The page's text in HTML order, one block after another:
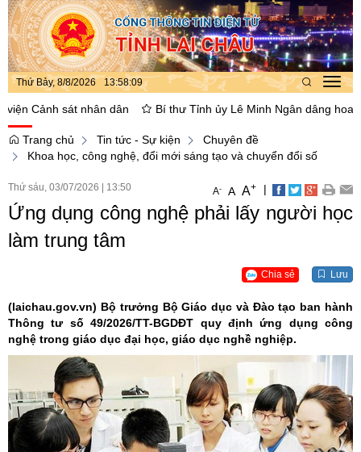
Thứ Bảy, 8/8/2026 13:58:09
Cảnh sát nhân dân Bí thư Tỉnh ủy Lê Minh Ngân dâng hoa,
Trang chủ Tin tức - Sự kiện
Chuyên đề
Khoa học, công nghệ, đổi mới sáng tạo và chuyển đổi số
Thứ sáu, 03/07/2026 13:50 A- A A+ |
Ứng dụng công nghệ phải lấy người học
làm trung tâm
Chia sẻ Lưu
(laichau.gov.vn) Bộ trưởng Bộ Giáo dục và Đào tạo ban hành
Thông tư số 49/2026/TT-BGDĐT quy định ứng dụng công
nghệ trong giáo dục đại học, giáo dục nghề nghiệp.